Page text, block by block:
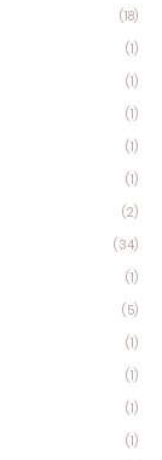
(18)
(1)
(1)
(1)
(1)
(1)
(2)
(34)
(1)
(5)
(1)
(1)
(1)
(1)